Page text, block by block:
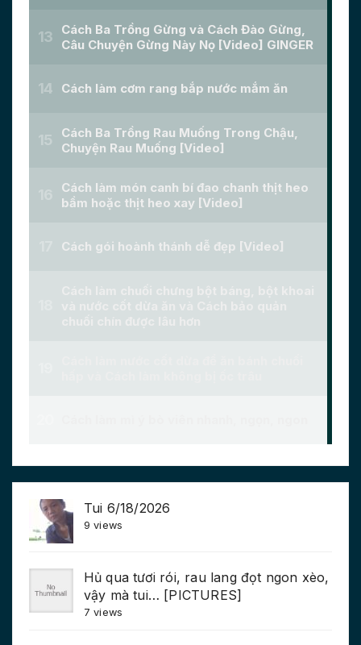
Tui 6/18/2026
9 views
Hủ qua tươi rói, rau lang đọt ngon xèo,
vậy mà tui… [PICTURES]
7 views